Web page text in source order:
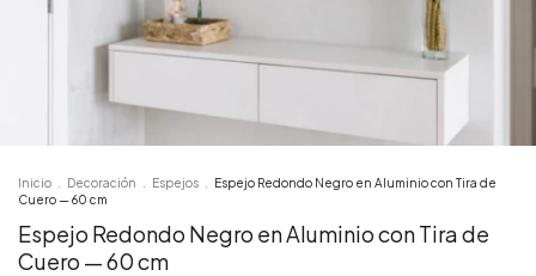
Inicio Decoración Espejos
Espejo Redondo Negro en Aluminio con Tira de
Cuero — 60 cm
Espejo Redondo Negro en Aluminio con Tira de
Cuero — 60 cm